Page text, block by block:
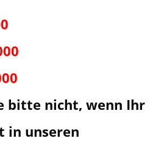
bitte nicht, wenn Ihr
in unseren